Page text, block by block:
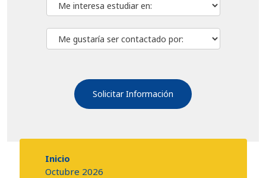
Inicio
Octubre 2026